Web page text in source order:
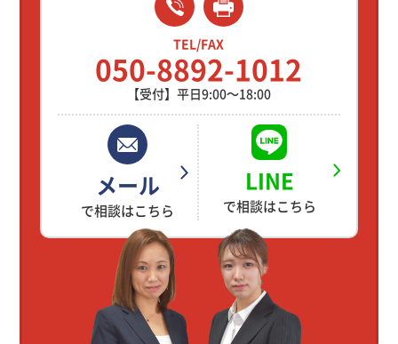
TEL/FAX
050-8892-1012
【受付】平日9:00～18:00
メール
で相談はこちら
LINE
で相談はこちら